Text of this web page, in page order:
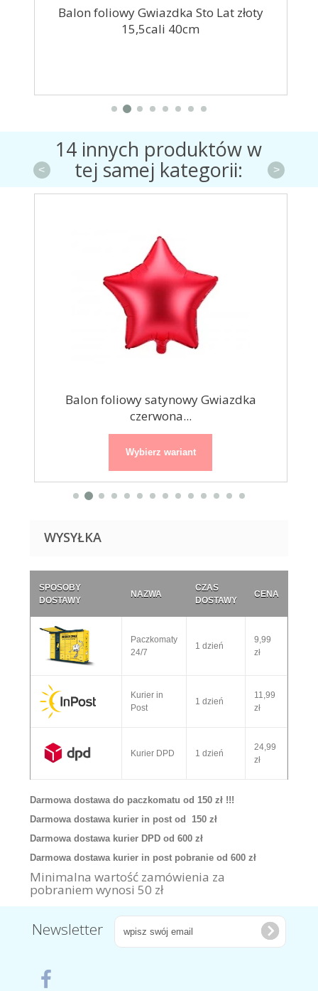
Balon foliowy Gwiazdka Sto Lat złoty
15,5cali 40cm
14 innych produktów w
tej samej kategorii:
Balon foliowy satynowy Gwiazdka
czerwona...
Wybierz wariant
< >
WYSYŁKA
SPOSOBY
DOSTAWY
NAZWA
CZAS
DOSTAWY
CENA
Paczkomaty
24/7
1 dzień
9,99
zł
Kurier in
Post
1 dzień
11,99
zł
Kurier DPD 1 dzień
24,99
zł
Darmowa dostawa do paczkomatu od 150 zł !!!
Darmowa dostawa kurier in post od 150 zł
Darmowa dostawa kurier DPD od 600 zł
Darmowa dostawa kurier in post pobranie od 600 zł
Minimalna wartość zamówienia za
pobraniem wynosi 50 zł
Newsletter